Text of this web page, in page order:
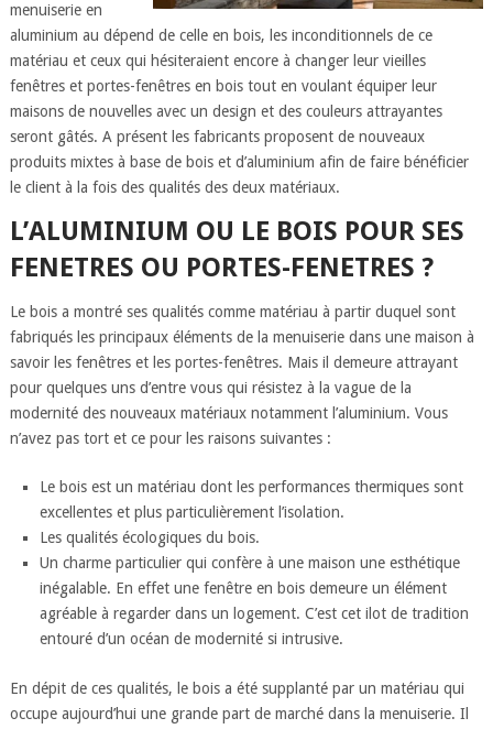
menuiserie en
aluminium au dépend de celle en bois, les inconditionnels de ce
matériau et ceux qui hésiteraient encore à changer leur vieilles
fenêtres et portes-fenêtres en bois tout en voulant équiper leur
maisons de nouvelles avec un design et des couleurs attrayantes
seront gâtés. A présent les fabricants proposent de nouveaux
produits mixtes à base de bois et d’aluminium afin de faire bénéficier
le client à la fois des qualités des deux matériaux.
L’ALUMINIUM OU LE BOIS POUR SES
FENETRES OU PORTES-FENETRES ?
Le bois a montré ses qualités comme matériau à partir duquel sont
fabriqués les principaux éléments de la menuiserie dans une maison à
savoir les fenêtres et les portes-fenêtres. Mais il demeure attrayant
pour quelques uns d’entre vous qui résistez à la vague de la
modernité des nouveaux matériaux notamment l’aluminium. Vous
n’avez pas tort et ce pour les raisons suivantes :
Le bois est un matériau dont les performances thermiques sont
excellentes et plus particulièrement l’isolation.
Les qualités écologiques du bois.
Un charme particulier qui confère à une maison une esthétique
inégalable. En effet une fenêtre en bois demeure un élément
agréable à regarder dans un logement. C’est cet ilot de tradition
entouré d’un océan de modernité si intrusive.
En dépit de ces qualités, le bois a été supplanté par un matériau qui
occupe aujourd’hui une grande part de marché dans la menuiserie. Il